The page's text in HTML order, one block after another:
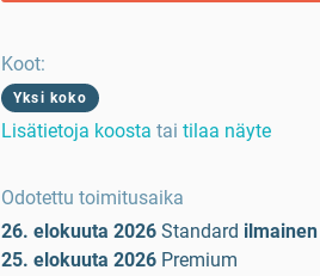
Koot:
Yksi koko
Lisätietoja koosta tai tilaa näyte
Odotettu toimitusaika
26. elokuuta 2026 Standard ilmainen
25. elokuuta 2026 Premium